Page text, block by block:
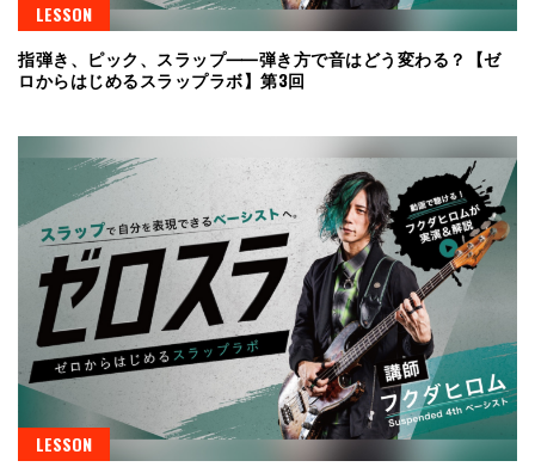
LESSON
指弾き、ピック、スラップ⸺弾き方で音はどう変わる？【ゼ
ロからはじめるスラップラボ】第3回
LESSON